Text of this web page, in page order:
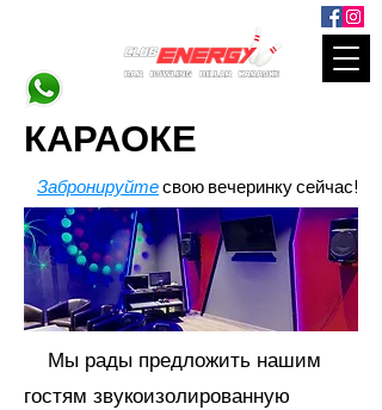
КАРАОКЕ
Забронируйтесвою вечеринку сейчас!
Мы рады предложить нашим
гостям звукоизолированную